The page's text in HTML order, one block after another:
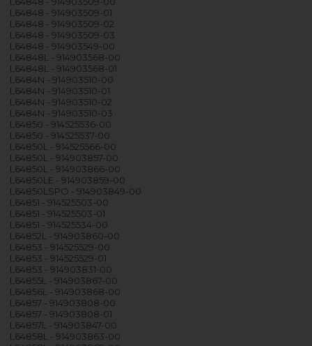
L64848 - 914903509-01
L64848 - 914903509-02
L64848 - 914903509-03
L64848 - 914903549-00
L64848L - 914903568-00
L64848L - 914903568-01
L6484N - 914903510-00
L6484N - 914903510-01
L6484N - 914903510-02
L6484N - 914903510-03
L64850 - 914525536-00
L64850 - 914525537-00
L64850L - 914525566-00
L64850L - 914903857-00
L64850L - 914903866-00
L64850LE - 914903859-00
L64850LSPO - 914903849-00
L64851 - 914525503-00
L64851 - 914525503-01
L64851 - 914525534-00
L64852L - 914903860-00
L64853 - 914525529-00
L64853 - 914525529-01
L64853 - 914903831-00
L64855L - 914903867-00
L64856L - 914903868-00
L64857 - 914903808-00
L64857 - 914903808-01
L64857L - 914903847-00
L64858L - 914903863-00